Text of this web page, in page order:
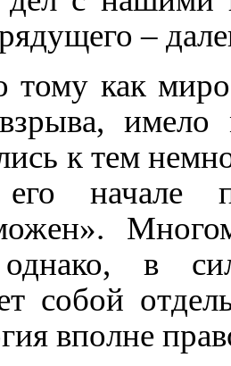
–
тому как
имело
к тем
начале
однако, в
собой
вполне